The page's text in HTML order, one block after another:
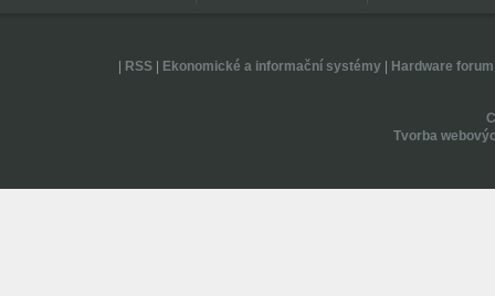
RSS| Ekonomické a informační systémy| Hardware forum
Tvorba